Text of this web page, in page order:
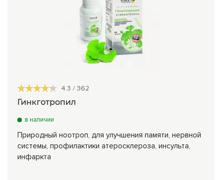
4.3 / 362
Гинкготропил
в наличии
Природный ноотроп, для улучшения памяти, нервной
системы, профилактики атеросклероза, инсульта,
инфаркта